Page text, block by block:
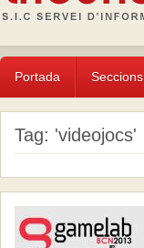
Portada Seccions
Tag: 'videojocs'